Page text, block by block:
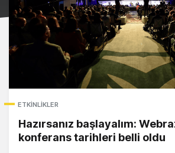
ETKINLIKLER
Hazırsanız başlayalım:
konferans tarihleri belli oldu